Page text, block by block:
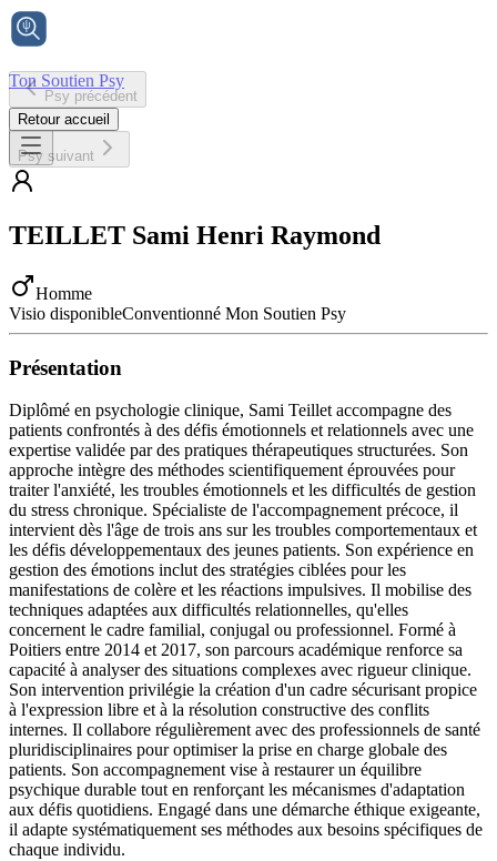
Ton Soutien Psy
Accueil
Psy précédent
Retour accueil
Psy suivant
TEILLET Sami Henri Raymond
Homme
Visio disponibleConventionné Mon Soutien Psy
Présentation
Diplômé en psychologie clinique, Sami Teillet accompagne des
patients confrontés à des défis émotionnels et relationnels avec une
expertise validée par des pratiques thérapeutiques structurées. Son
approche intègre des méthodes scientifiquement éprouvées pour
traiter l'anxiété, les troubles émotionnels et les difficultés de gestion
du stress chronique. Spécialiste de l'accompagnement précoce, il
intervient dès l'âge de trois ans sur les troubles comportementaux et
les défis développementaux des jeunes patients. Son expérience en
gestion des émotions inclut des stratégies ciblées pour les
manifestations de colère et les réactions impulsives. Il mobilise des
techniques adaptées aux difficultés relationnelles, qu'elles
concernent le cadre familial, conjugal ou professionnel. Formé à
Poitiers entre 2014 et 2017, son parcours académique renforce sa
capacité à analyser des situations complexes avec rigueur clinique.
Son intervention privilégie la création d'un cadre sécurisant propice
à l'expression libre et à la résolution constructive des conflits
internes. Il collabore régulièrement avec des professionnels de santé
pluridisciplinaires pour optimiser la prise en charge globale des
patients. Son accompagnement vise à restaurer un équilibre
psychique durable tout en renforçant les mécanismes d'adaptation
aux défis quotidiens. Engagé dans une démarche éthique exigeante,
il adapte systématiquement ses méthodes aux besoins spécifiques de
chaque individu.